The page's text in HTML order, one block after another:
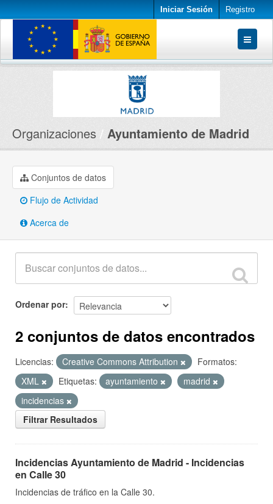
Iniciar Sesión Registro
Conjuntos de datos
Organizaciones Ayuntamiento de Madrid
Conjuntos de datos
Flujo de Actividad
Acerca de
Ordenar por
2 conjuntos de datos encontrados
Licencias: Creative Commons Attribution
Formatos:
XML
Etiquetas: ayuntamiento
madrid
incidencias
Filtrar Resultados
Incidencias Ayuntamiento de Madrid - Incidencias
en Calle 30
Incidencias de tráfico en la Calle 30.